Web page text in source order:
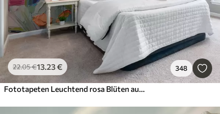
22.05€13.23€ 348
Fototapeten Leuchtend rosa Blüten auf hellblau-grauem Hintergrund